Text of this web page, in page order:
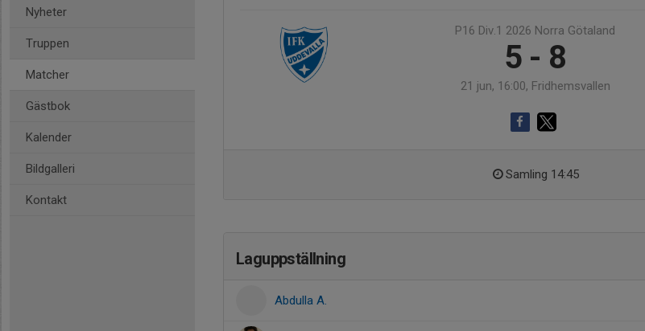
Nyheter
Truppen
Matcher
Gästbok
Kalender
Bildgalleri
Kontakt
P16 Div.1 2026 Norra Götaland
5 - 8
21 jun, 16:00, Fridhemsvallen
Samling 14:45
Laguppställning
Abdulla A.